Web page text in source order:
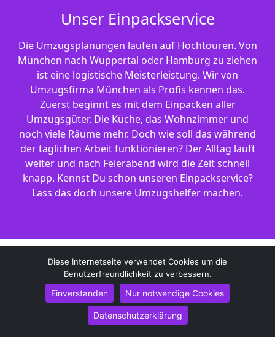
Unser Einpackservice
Die Umzugsplanungen laufen auf Hochtouren. Von
München nach Wuppertal oder Hamburg zu ziehen
ist eine logistische Meisterleistung. Wir von
Umzugsfirma München als Profis kennen das.
Zuerst beginnt es mit dem Einpacken aller
Umzugsgüter. Die Küche, das Wohnzimmer und
noch viele Räume mehr. Doch wie soll das während
der täglichen Arbeit funktionieren? Der Alltag läuft
weiter und nach Feierabend wird die Zeit schnell
knapp. Kennst Du schon unseren Einpackservice?
Lass das doch unsere Umzugshelfer machen.
Unser Leistungsangebot hat sich im Laufe der
letzten 10 Jahre entwickelt. Unter der Bezeichnung
Demontage/Möbelmontage in München verstehen
wir mehr, als nur Kisten schleppen. Kennst Du schon
Diese Internetseite verwendet Cookies um die
Benutzerfreundlichkeit zu verbessern.
Einverstanden Nur notwendige Cookies
Datenschutzerklärung